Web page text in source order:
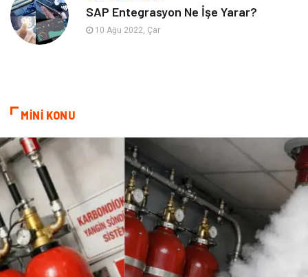
Bebek Giyim
Mermer
SAP Entegrasyon Ne İşe Yarar?
10 Ağu 2022, Çar
MİNİ KONU